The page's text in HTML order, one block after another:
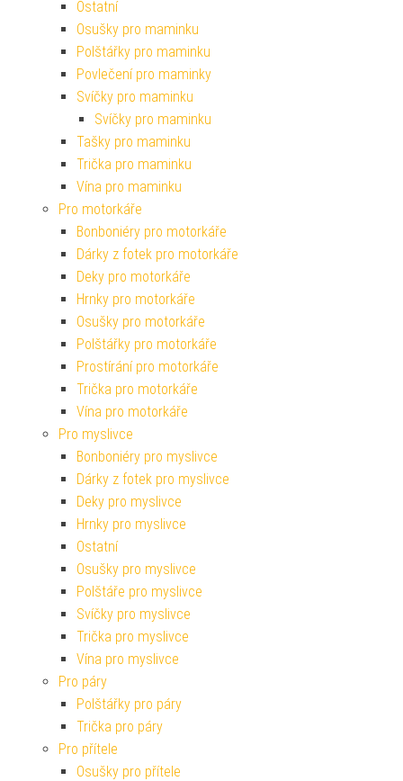
Ostatní
Osušky pro maminku
Polštářky pro maminku
Povlečení pro maminky
Svíčky pro maminku
Svíčky pro maminku
Tašky pro maminku
Trička pro maminku
Vína pro maminku
Pro motorkáře
Bonboniéry pro motorkáře
Dárky z fotek pro motorkáře
Deky pro motorkáře
Hrnky pro motorkáře
Osušky pro motorkáře
Polštářky pro motorkáře
Prostírání pro motorkáře
Trička pro motorkáře
Vína pro motorkáře
Pro myslivce
Bonboniéry pro myslivce
Dárky z fotek pro myslivce
Deky pro myslivce
Hrnky pro myslivce
Ostatní
Osušky pro myslivce
Polštáře pro myslivce
Svíčky pro myslivce
Trička pro myslivce
Vína pro myslivce
Pro páry
Polštářky pro páry
Trička pro páry
Pro přítele
Osušky pro přítele